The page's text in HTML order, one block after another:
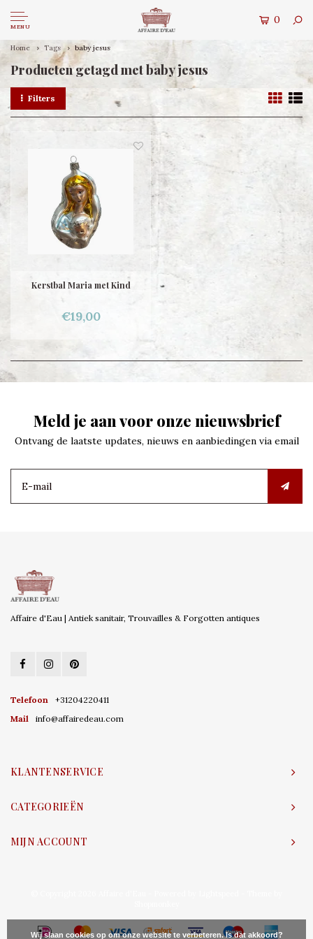
MENU
0
Home Tags baby jesus
Producten getagd met baby jesus
Filters
Kerstbal Maria met Kind
€19,00
Meld je aan voor onze nieuwsbrief
Ontvang de laatste updates, nieuws en aanbiedingen via email
Affaire d'Eau | Antiek sanitair, Trouvailles & Forgotten antiques
Telefoon
+31204220411
Mail
info@affairedeau.com
KLANTENSERVICE
CATEGORIEËN
MIJN ACCOUNT
Wij slaan cookies op om onze website te verbeteren. Is dat akkoord?